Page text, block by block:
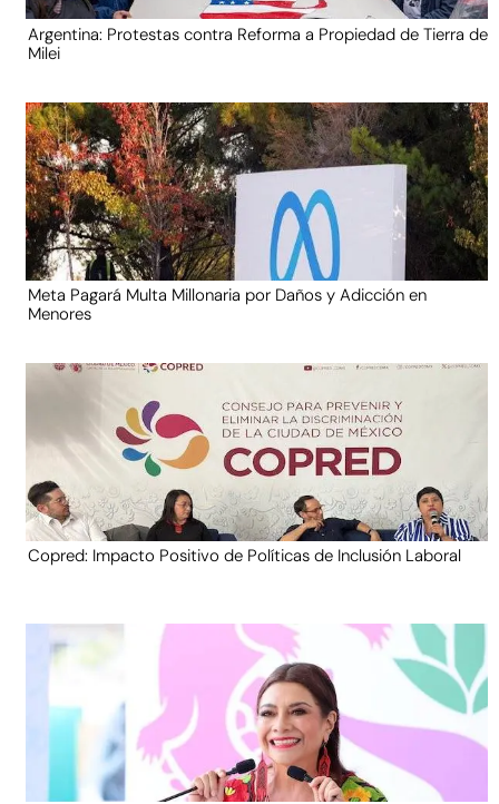
Argentina: Protestas contra Reforma a Propiedad de Tierra de
Milei
Meta Pagará Multa Millonaria por Daños y Adicción en
Menores
Copred: Impacto Positivo de Políticas de Inclusión Laboral